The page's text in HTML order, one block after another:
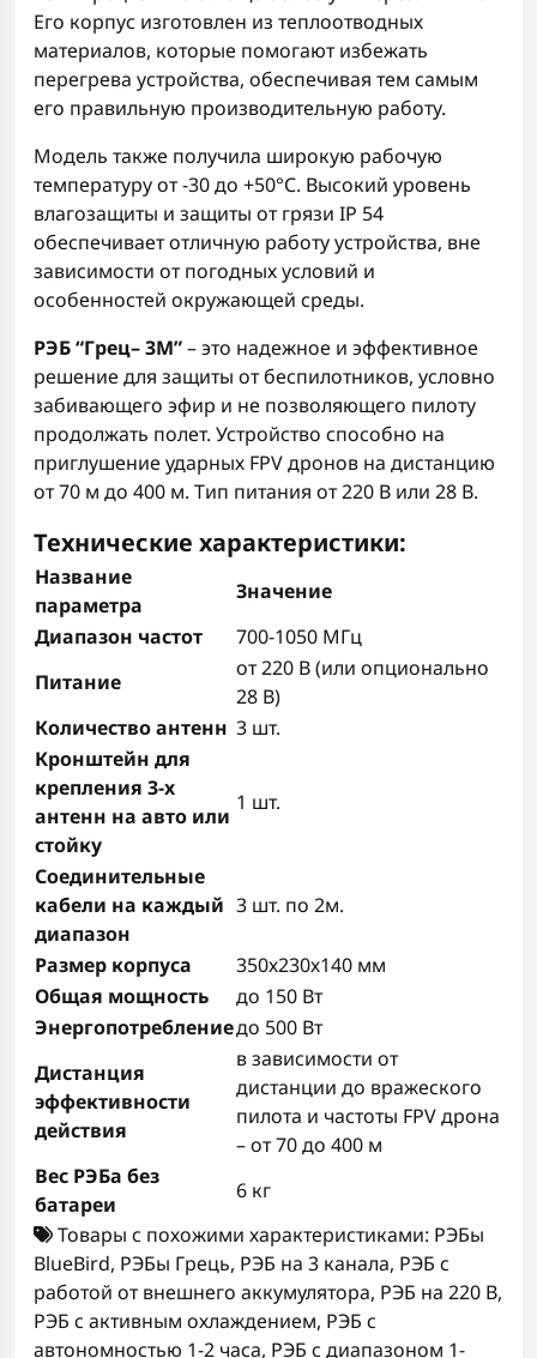
Его корпус изготовлен из теплоотводных
материалов, которые помогают избежать
перегрева устройства, обеспечивая тем самым
его правильную производительную работу.
Модель также получила широкую рабочую
температуру от -30 до +50°C. Высокий уровень
влагозащиты и защиты от грязи IP 54
обеспечивает отличную работу устройства, вне
зависимости от погодных условий и
особенностей окружающей среды.
РЭБ “Грец– 3М”– это надежное и эффективное
решение для защиты от беспилотников, условно
забивающего эфир и не позволяющего пилоту
продолжать полет. Устройство способно на
приглушение ударных FPV дронов на дистанцию
от 70 м до 400 м. Тип питания от 220 В или 28 В.
Технические характеристики:
Название
параметра
Значение
Диапазон частот
700-1050 МГц
Питание
от 220 В (или опционально
28 В)
Количество антенн 3 шт.
Кронштейн для
крепления 3-х
антенн на авто или
стойку
1 шт.
Соединительные
кабели на каждый
диапазон
3 шт. по 2м.
Размер корпуса
350х230х140 мм
Общая мощность
до 150 Вт
Энергопотреблениедо 500 Вт
Дистанция
эффективности
действия
в зависимости от
дистанции до вражеского
пилота и частоты FPV дрона
– от 70 до 400 м
Вес РЭБа без
батареи
6 кг
Товары с похожими характеристиками: РЭБы
BlueBird, РЭБы Грець, РЭБ на 3 канала, РЭБ с
работой от внешнего аккумулятора, РЭБ на 220 В,
РЭБ с активным охлаждением, РЭБ с
автономностью 1-2 часа, РЭБ с диапазоном 1-